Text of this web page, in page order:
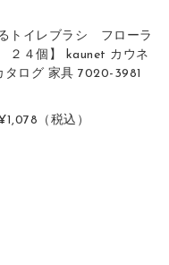
るトイレブラシ フローラ
２４個】 kaunet カウネ
タログ 家具 7020-3981
¥1,078 （税込）